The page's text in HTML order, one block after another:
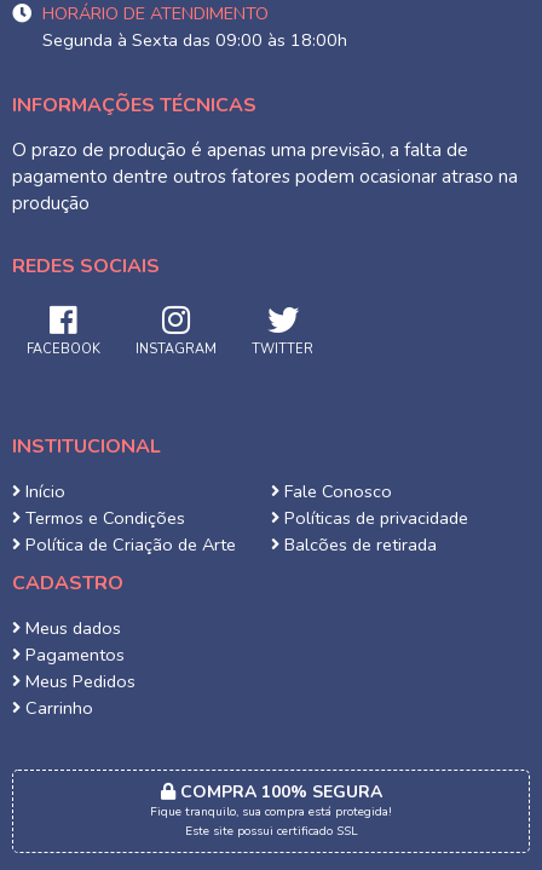
HORÁRIO DE ATENDIMENTO
Segunda à Sexta das 09:00 às 18:00h
INFORMAÇÕES TÉCNICAS
O prazo de produção é apenas uma previsão, a falta de
pagamento dentre outros fatores podem ocasionar atraso na
produção
REDES SOCIAIS
FACEBOOK INSTAGRAM TWITTER
INSTITUCIONAL
Início
Fale Conosco
Termos e Condições
Políticas de privacidade
Política de Criação de Arte
Balcões de retirada
CADASTRO
Meus dados
Pagamentos
Meus Pedidos
Carrinho
COMPRA 100% SEGURA
Fique tranquilo, sua compra está protegida!
Este site possui certificado SSL